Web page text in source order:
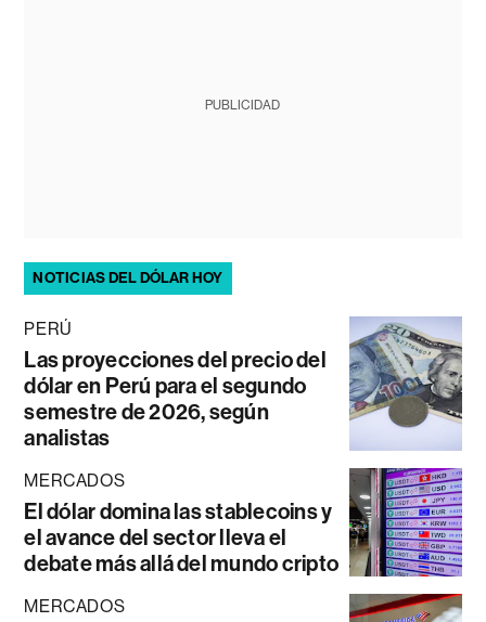
PUBLICIDAD
NOTICIAS DEL DÓLAR HOY
PERÚ
Las proyecciones del precio del
dólar en Perú para el segundo
semestre de 2026, según
analistas
MERCADOS
El dólar domina las stablecoins y
el avance del sector lleva el
debate más allá del mundo cripto
MERCADOS